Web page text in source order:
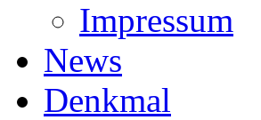
Impressum
News
Denkmal